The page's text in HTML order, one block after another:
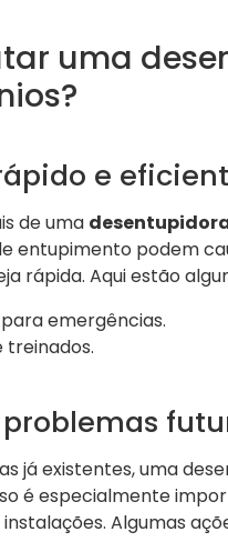
uma
e
de uma
entupimento podem
rápida. Aqui estão
emergências.
treinados.
já existentes, uma
é especialmente
Algumas